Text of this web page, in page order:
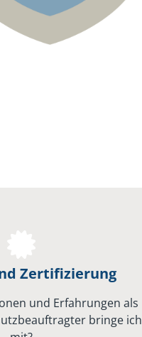
Zertifizierung
und Erfahrungen als
bringe ich